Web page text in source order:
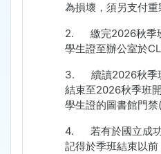
為損壞，須另支付重
2. 繳完2026秋季
學生證至辦公室於
3. 續讀2026秋季
結束至2026秋季班
學生證的圖書館門禁(
4. 若有於國立成
記得於季班結束以